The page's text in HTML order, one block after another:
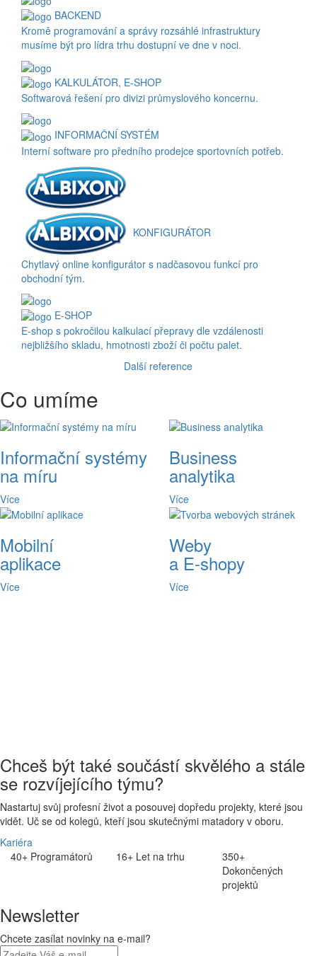
BACKEND
Kromě programování a správy rozsáhlé infrastruktury
musíme být pro lídra trhu dostupní ve dne v noci.
KALKULÁTOR, E-SHOP
Softwarová řešení pro divizi průmyslového koncernu.
INFORMAČNÍ SYSTÉM
Interní software pro předního prodejce sportovních potřeb.
KONFIGURÁTOR
Chytlavý online konfigurátor s nadčasovou funkcí pro
obchodní tým.
E-SHOP
E-shop s pokročilou kalkulací přepravy dle vzdálenosti
nejbližšího skladu, hmotnosti zboží či počtu palet.
Další reference
Co umíme
Informační systémy
na míru
Více
Business
analytika
Více
Mobilní
aplikace
Více
Weby
a E-shopy
Více
Chceš být také součástí skvělého a stále
se rozvíjejícího týmu?
Nastartuj svůj profesní život a posouvej dopředu projekty, které jsou
vidět. Uč se od kolegů, kteří jsou skutečnými matadory v oboru.
Kariéra
40+ Programátorů 16+ Let na trhu
350+
Dokončených
projektů
Newsletter
Chcete zasílat novinky na e-mail?